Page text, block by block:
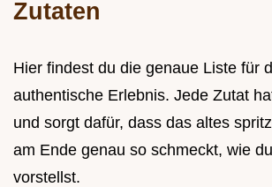
Zutaten
Hier findest du die genaue Liste für
authentische Erlebnis. Jede Zutat
und sorgt dafür, dass das altes
am Ende genau so schmeckt, wie
vorstellst.